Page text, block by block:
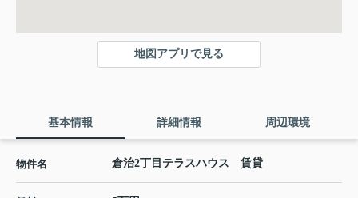
地図アプリで見る
基本情報 詳細情報 周辺環境
物件名 倉治2丁目テラスハウス 賃貸